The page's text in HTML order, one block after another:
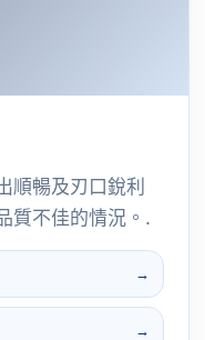
順暢及刃口銳利
質不佳的情況。.